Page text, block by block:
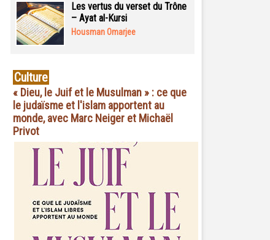
Les vertus du verset du Trône
– Ayat al-Kursi
Housman Omarjee
Culture
« Dieu, le Juif et le Musulman » : ce que
le judaïsme et l'islam apportent au
monde, avec Marc Neiger et Michaël
Privot